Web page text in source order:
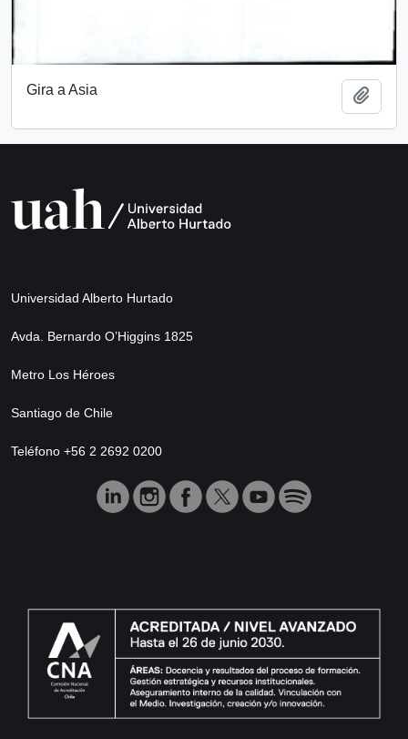
Gira a Asia
Universidad Alberto Hurtado
Avda. Bernardo O’Higgins 1825
Metro Los Héroes
Santiago de Chile
Teléfono +56 2 2692 0200